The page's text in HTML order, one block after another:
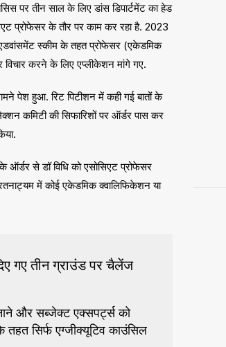
पर तीन साल के लिए डांस डिपार्टमेंट का हेड
प्रोफेसर के तौर पर काम कर रहा है. 2023
एडवांसमेंट स्कीम के तहत प्रोफेसर (एकेडमिक
करने के लिए एप्लीकेशन मांगे गए.
पेश हुआ. रिट पिटीशन में कही गई बातों के
कमिटी की सिफारिशों पर ऑर्डर पास कर
से डॉ विधि को एसोसिएट प्रोफेसर
में कोई एकेडमिक क्वालिफिकेशन या
गए तीन ग्राउंड पर चैलेंज
और सब्जेक्ट एक्सपर्ट्स को
सिर्फ एग्जीक्यूटिव काउंसिल